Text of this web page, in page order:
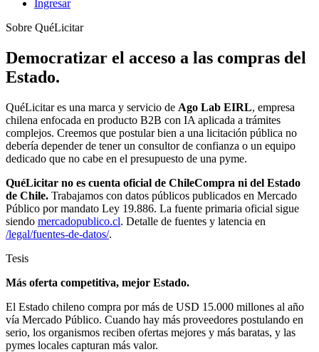
Ingresar
Sobre QuéLicitar
Democratizar el acceso a las compras del
Estado.
QuéLicitar es una marca y servicio de Ago Lab EIRL, empresa
chilena enfocada en producto B2B con IA aplicada a trámites
complejos. Creemos que postular bien a una licitación pública no
debería depender de tener un consultor de confianza o un equipo
dedicado que no cabe en el presupuesto de una pyme.
QuéLicitar no es cuenta oficial de ChileCompra ni del Estado
de Chile. Trabajamos con datos públicos publicados en Mercado
Público por mandato Ley 19.886. La fuente primaria oficial sigue
siendo mercadopublico.cl. Detalle de fuentes y latencia en
/legal/fuentes-de-datos/.
Tesis
Más oferta competitiva, mejor Estado.
El Estado chileno compra por más de USD 15.000 millones al año
vía Mercado Público. Cuando hay más proveedores postulando en
serio, los organismos reciben ofertas mejores y más baratas, y las
pymes locales capturan más valor.